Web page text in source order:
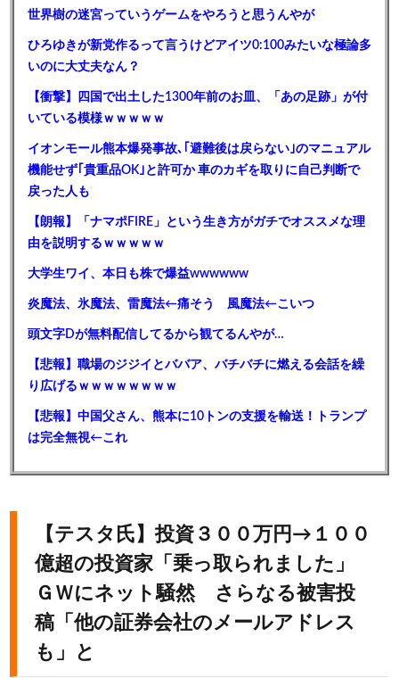
世界樹の迷宮っていうゲームをやろうと思うんやが
ひろゆきが新党作るって言うけどアイツ0:100みたいな極論多
いのに大丈夫なん？
【衝撃】四国で出土した1300年前のお皿、「あの足跡」が付
いている模様ｗｗｗｗｗ
イオンモール熊本爆発事故､｢避難後は戻らない｣のマニュアル
機能せず｢貴重品OK｣と許可か 車のカギを取りに自己判断で
戻った人も
【朗報】「ナマポFIRE」という生き方がガチでオススメな理
由を説明するｗｗｗｗｗ
大学生ワイ、本日も株で爆益wwwwww
炎魔法、氷魔法、雷魔法←痛そう 風魔法←こいつ
頭文字Dが無料配信してるから観てるんやが…
【悲報】職場のジジイとババア、バチバチに燃える会話を繰
り広げるｗｗｗｗｗｗｗｗ
【悲報】中国父さん、熊本に10トンの支援を輸送！トランプ
は完全無視←これ
【テスタ氏】投資３００万円→１００
億超の投資家「乗っ取られました」
ＧＷにネット騒然 さらなる被害投
稿「他の証券会社のメールアドレス
も」と